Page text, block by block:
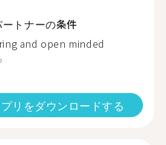
トナーの条件
and open minded
リをダウンロードする